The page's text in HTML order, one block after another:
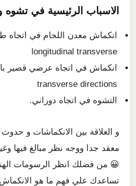
الاسباب الرئيسية في تشوه
انكماش معدن اللحام في اتجاه
longitudinal transverse
transverse directions
التشوه في اتجاه دوراني.
و العلاقة بين الانكماشات و
معقد جدا ووجه نظر مبالغ فيها
😀 من فضلك انظر الرسومات
تساعدك علي فهم ما هو